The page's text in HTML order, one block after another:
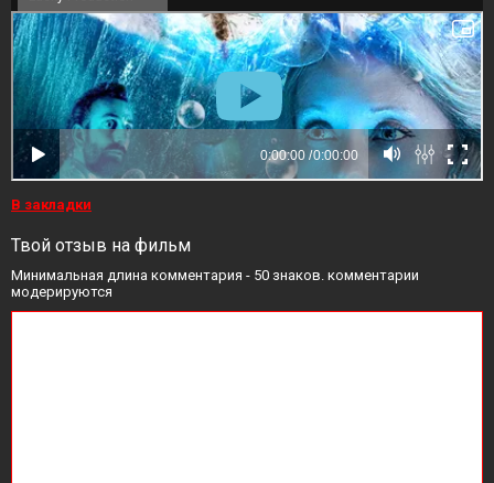
В закладки
Твой отзыв на фильм
Минимальная длина комментария - 50 знаков. комментарии
модерируются